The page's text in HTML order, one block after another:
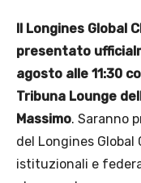
Il Longines Global
presentato
agosto alle 11:30
Tribuna Lounge
Massimo. Saranno
del Longines Global
istituzionali e